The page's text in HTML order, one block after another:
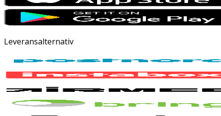
Leveransalternativ